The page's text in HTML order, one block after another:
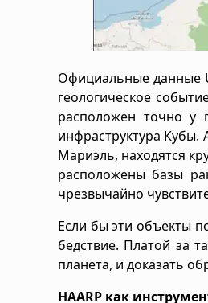
Официальные данные
геологическое
расположен точно у
инфраструктура Кубы.
Мариэль, находятся
расположены базы
чрезвычайно
Если бы эти объекты
бедствие. Платой за
планета, и доказать
HAARP как